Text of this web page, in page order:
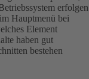
Hauptmenü bei
Element
haben gut
bestehen